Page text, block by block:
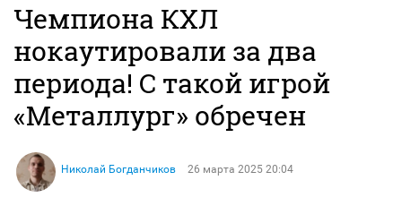
Чемпиона КХЛ
нокаутировали за два
периода! С такой игрой
«Металлург» обречен
Николай Богданчиков 26 марта 2025 20:04